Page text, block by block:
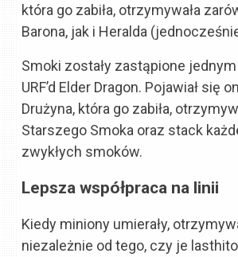
która go zabiła, otrzymywała
Barona, jak i Heralda
Smoki zostały zastąpione
URF’d Elder Dragon. Pojawiał się
Drużyna, która go zabiła,
Starszego Smoka oraz stack
zwykłych smoków.
Lepsza współpraca na linii
Kiedy miniony umierały,
niezależnie od tego, czy je